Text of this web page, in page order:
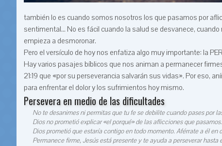
también lo es cuando somos nosotros los que pasamos por
sentimental... No es fácil cuando la salud se desvanece,
empieza a desmoronar.
Pero el versículo de hoy nos enfatiza algo muy importante: la
Hay varios pasajes bíblicos que nos animan a permanecer
21:19 que «por su perseverancia salvarán sus vidas». Por eso,
para enfrentar el dolor y los sufrimientos hoy mismo.
Persevera en medio de las dificultades
No te desanimes ni permitas que tu fe se debilite cuando pases por
Dios no prometió explicar «el porqué» de las aflicciones que
Dios prometió que estaría contigo en todo momento. Aférrate a él en
Permanece firme, Jesús está presente y te ayuda a perseverar hasta